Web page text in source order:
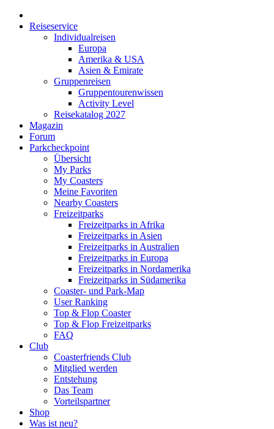
Reiseservice
Individualreisen
Europa
Amerika & USA
Asien & Emirate
Gruppenreisen
Gruppentourenwissen
Activity Level
Reisekatalog 2027
Magazin
Forum
Parkcheckpoint
Übersicht
My Parks
My Coasters
Meine Favoriten
Nearby Coasters
Freizeitparks
Freizeitparks in Afrika
Freizeitparks in Asien
Freizeitparks in Australien
Freizeitparks in Europa
Freizeitparks in Nordamerika
Freizeitparks in Südamerika
Coaster- und Park-Map
User Ranking
Top & Flop Coaster
Top & Flop Freizeitparks
FAQ
Club
Coasterfriends Club
Mitglied werden
Entstehung
Das Team
Vorteilspartner
Shop
Was ist neu?